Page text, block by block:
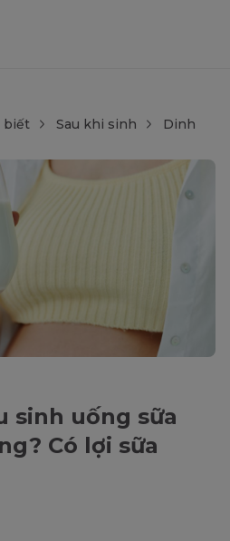
biết Sau khi sinh
Dinh
sinh uống sữa
Có lợi sữa